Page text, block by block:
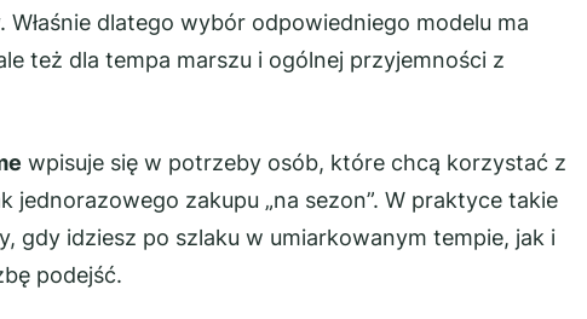
dlatego wybór odpowiedniego modelu ma
też dla tempa marszu i ogólnej przyjemności z
wpisuje się w potrzeby osób, które chcą korzystać z
jednorazowego zakupu „na sezon”. W praktyce takie
gdy idziesz po szlaku w umiarkowanym tempie, jak i
podejść.